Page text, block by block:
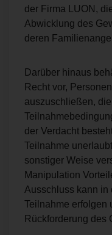
der Firma LUON,
Abwicklung des
deren
Darüber hinaus
Recht vor,
auszuschließen,
der Verdacht
Teilnahme
sonstiger Weise
Manipulation
Ausschluss kann in
Teilnahme erfolgen
Rückforderung des